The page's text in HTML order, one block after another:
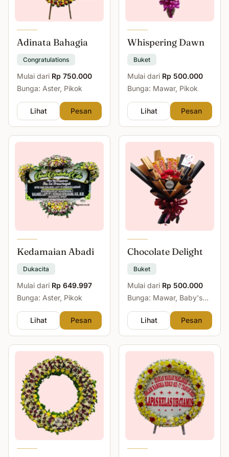
Adinata Bahagia
Congratulations
Mulai dari Rp 750.000
Bunga: Aster, Pikok
Lihat Pesan
Whispering Dawn
Buket
Mulai dari Rp 500.000
Bunga: Mawar, Pikok
Lihat Pesan
Kedamaian Abadi
Dukacita
Mulai dari Rp 649.997
Bunga: Aster, Pikok
Lihat Pesan
Chocolate Delight
Buket
Mulai dari Rp 500.000
Bunga: Mawar, Baby's
Lihat
Pesan